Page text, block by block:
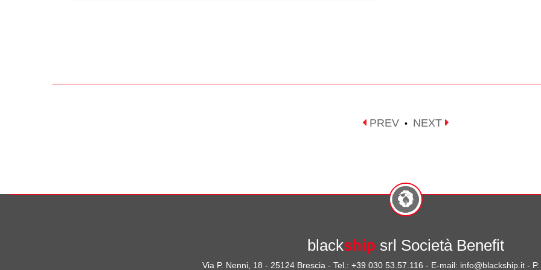
PREV • NEXT
blackship srl Società Benefit
Via P. Nenni, 18 - 25124 Brescia - Tel.: +39 030 53.57.116 - E-mail: info@blackship.it -